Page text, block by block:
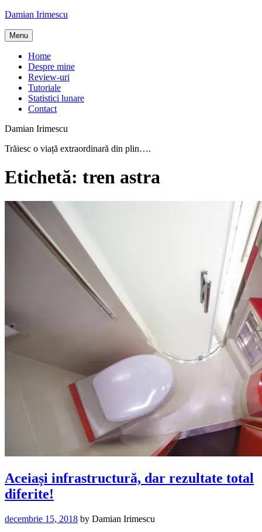
Skip
content
Damian Irimescu
Menu
Home
Despre mine
Review-uri
Tutoriale
Statistici lunare
Contact
Damian Irimescu
Trăiesc o viață extraordinară din plin….
Etichetă: tren astra
Aceiași infrastructură, dar rezultate total
diferite!
decembrie 15, 2018 by Damian Irimescu